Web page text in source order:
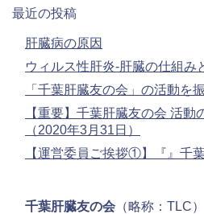
イ
最近の投稿
肝臓病の原因
ウィルス性肝炎-肝臓の仕組み
「千葉肝臓友の会」の活動を
【重要】千葉肝臓友の会 活
（2020年3月31日）
【運営委員ご挨拶①】『』千
千葉肝臓友の会 （略称：TLC）